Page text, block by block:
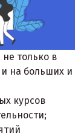
только в
на больших и
курсов